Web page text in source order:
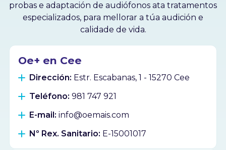
probas e adaptación de audiófonos ata tratamentos
especializados, para mellorar a túa audición e
calidade de vida.
Oe+ en Cee
Dirección: Estr. Escabanas, 1 - 15270 Cee
Teléfono: 981 747 921
E-mail: info@oemais.com
Nº Rex. Sanitario: E-15001017